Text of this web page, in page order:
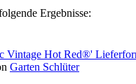
Ergebnisse:
Vintage Hot Red®'
Garten Schlüter